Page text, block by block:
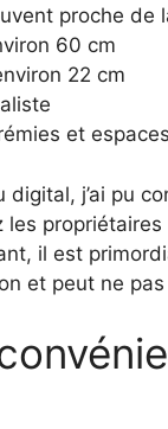
proche de
60 cm
22 cm
et
j’ai pu
il est
et peut ne